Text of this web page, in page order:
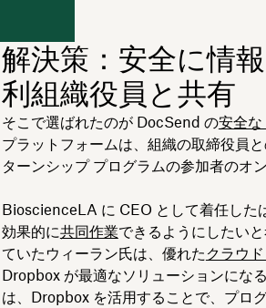
解決策：安全に情
利組織役員と共有
そこで選ばれたのが DocSend の安全
プラットフォームは、組織の取締役員
ターンシップ プログラムの参加者のオ
BioscienceLA に CEO として着任した
効果的に共同作業できるようにしたい
ていたウィーラン氏は、優れた クラウ
Dropbox が最適なソリューションにな
は、Dropbox を活用することで、プロ